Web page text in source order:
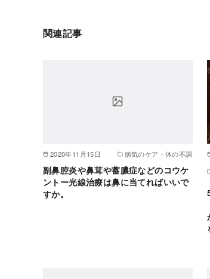
関連記事
2020年11月15日 病気のケア・体の不調
副鼻腔炎や鼻茸や蓄膿症などのコウケ
ントー光線治療は鼻に当てればいいで
すか。